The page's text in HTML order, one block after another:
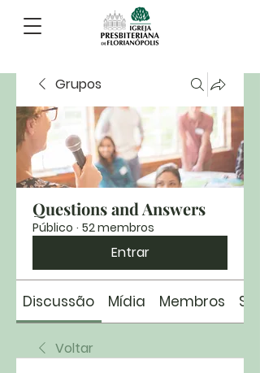
Grupos
Questions and Answers
Público · 52 membros
Entrar
Discussão Mídia Membros
Voltar